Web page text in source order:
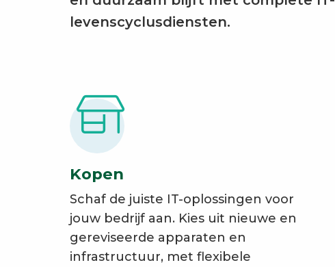
levenscyclusdiensten.
Kopen
Schaf de juiste IT-oplossingen voor
jouw bedrijf aan. Kies uit nieuwe en
gereviseerde apparaten en
infrastructuur, met flexibele